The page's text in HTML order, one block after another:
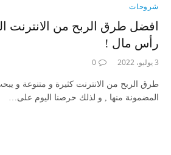
شروحات
افضل طرق الربح من الانترنت
رأس مال !
3 يوليو، 2022 0
طرق الربح من الانترنت كثيرة و متنوعة و
المضمونة منها , و لذلك حرصنا اليوم على…